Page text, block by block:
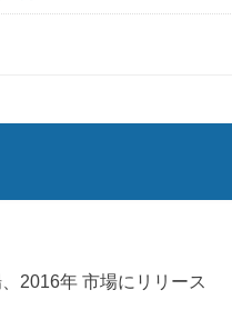
2016年 市場にリリース